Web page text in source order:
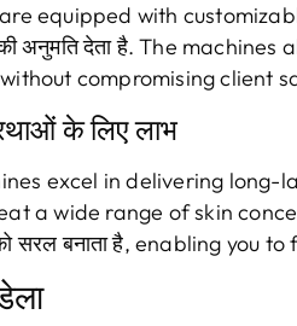
equipped with
अनुमति देता है.The machines
compromising client
के लिए लाभ
excel in delivering long-
a wide range of skin
सरल बनाता है, enabling you to